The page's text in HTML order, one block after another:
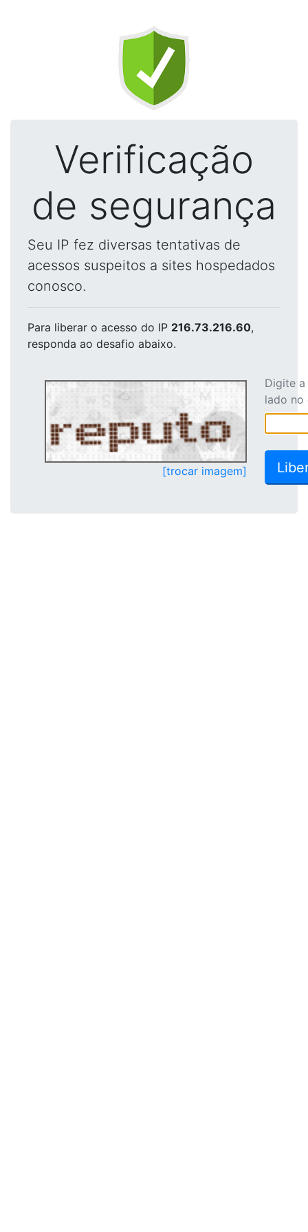
Verificação
de segurança
Seu IP fez diversas tentativas de
acessos suspeitos a sites hospedados
conosco.
Para liberar o acesso do IP 216.73.216.60,
responda ao desafio abaixo.
[trocar imagem]
Digite
lado no